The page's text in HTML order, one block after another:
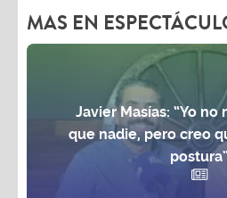
MAS EN
Javier Masías: “Yo no
que nadie, pero creo
postura”